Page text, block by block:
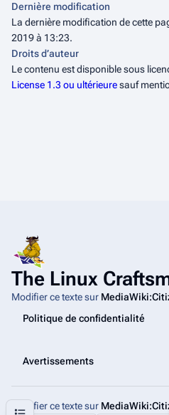
Sommaire
Dernière modification
La dernière modification de cette
2019 à 13:23.
Droits d’auteur
Le contenu est disponible sous
License 1.3 ou ultérieuresauf
The Linux
Modifier ce texte sur
Politique de confidentialité
Avertissements
Modifier ce texte sur